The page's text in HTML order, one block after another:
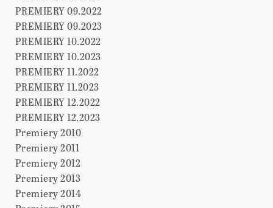
PREMIERY 09.2022
PREMIERY 09.2023
PREMIERY 10.2022
PREMIERY 10.2023
PREMIERY 11.2022
PREMIERY 11.2023
PREMIERY 12.2022
PREMIERY 12.2023
Premiery 2010
Premiery 2011
Premiery 2012
Premiery 2013
Premiery 2014